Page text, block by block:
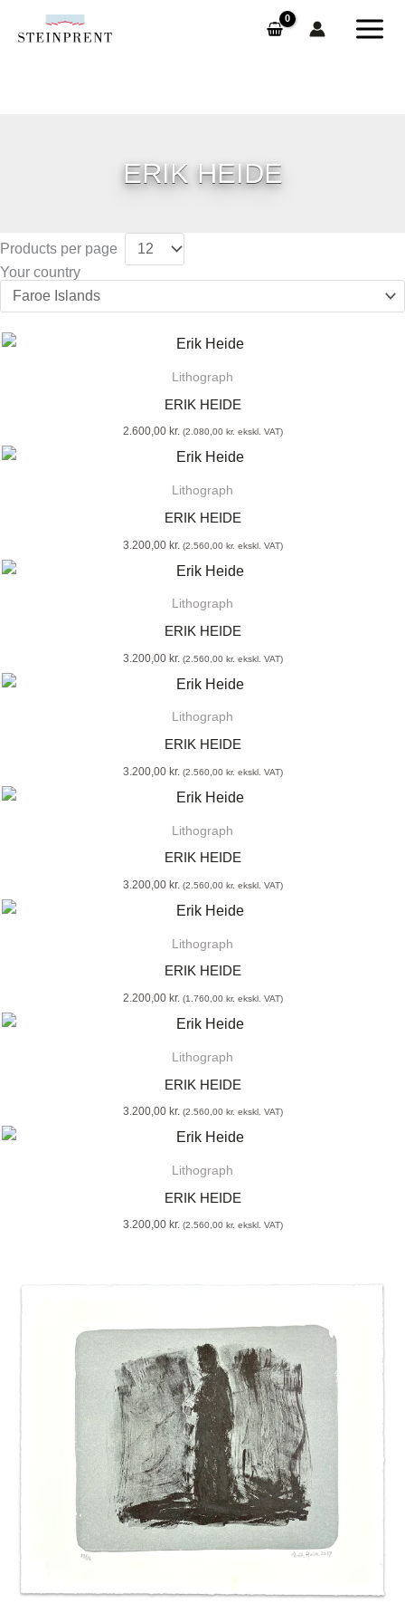
ERIK HEIDE
Products per page
Your country
Lithograph
ERIK HEIDE
2.600,00 kr. (2.080,00 kr. ekskl. VAT)
Lithograph
ERIK HEIDE
3.200,00 kr. (2.560,00 kr. ekskl. VAT)
Lithograph
ERIK HEIDE
3.200,00 kr. (2.560,00 kr. ekskl. VAT)
Lithograph
ERIK HEIDE
3.200,00 kr. (2.560,00 kr. ekskl. VAT)
Lithograph
ERIK HEIDE
3.200,00 kr. (2.560,00 kr. ekskl. VAT)
Lithograph
ERIK HEIDE
2.200,00 kr. (1.760,00 kr. ekskl. VAT)
Lithograph
ERIK HEIDE
3.200,00 kr. (2.560,00 kr. ekskl. VAT)
Lithograph
ERIK HEIDE
3.200,00 kr. (2.560,00 kr. ekskl. VAT)